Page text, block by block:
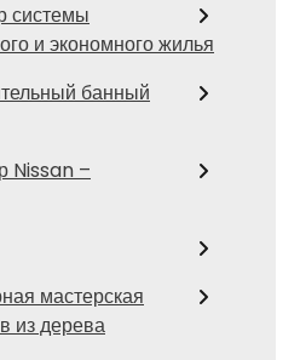
системы
и экономного жилья
банный
Nissan –
мастерская
из дерева